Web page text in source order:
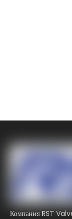
Компания RST